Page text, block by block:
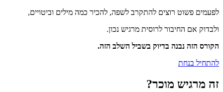
לפעמים פשוט רוצים להתקרב לשפה, להכיר כמה מילים וביטויים,
ולבדוק אם החיבור לרוסית מרגיש נכון.
הקורס הזה נבנה בדיוק בשביל השלב הזה.
להתחיל בנחת
זה מרגיש מוכר?